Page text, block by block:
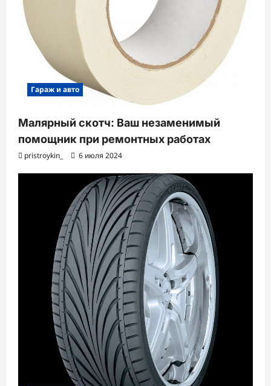
Гараж и авто
Малярный скотч: Ваш незаменимый
помощник при ремонтных работах
pristroykin_ 6 июля 2024